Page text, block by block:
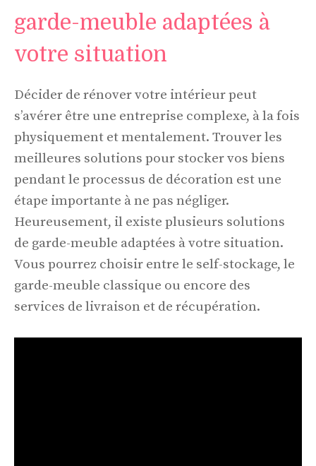
garde-meuble adaptées à
votre situation
Décider de rénover votre intérieur peut
s’avérer être une entreprise complexe, à la fois
physiquement et mentalement. Trouver les
meilleures solutions pour stocker vos biens
pendant le processus de décoration est une
étape importante à ne pas négliger.
Heureusement, il existe plusieurs solutions
de garde-meuble adaptées à votre situation.
Vous pourrez choisir entre le self-stockage, le
garde-meuble classique ou encore des
services de livraison et de récupération.